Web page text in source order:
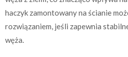
haczyk zamontowany na ścianie
rozwiązaniem, jeśli zapewnia
węża.